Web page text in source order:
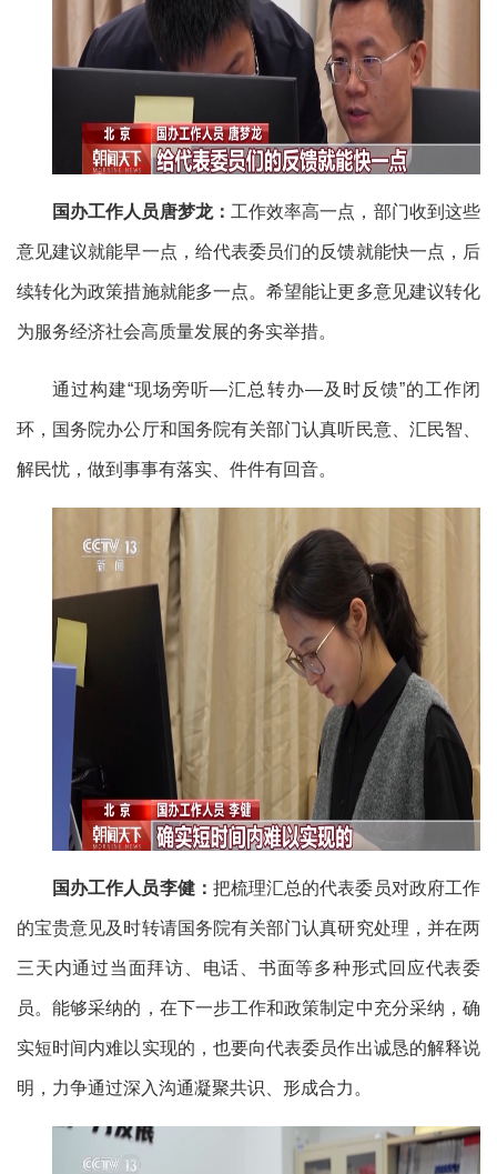
国办工作人员唐梦龙： 工作效率高一点，部门收到这些
意见建议就能早一点，给代表委员们的反馈就能快一点，后
续转化为政策措施就能多一点。希望能让更多意见建议转化
为服务经济社会高质量发展的务实举措。
通过构建“现场旁听—汇总转办—及时反馈”的工作闭
环，国务院办公厅和国务院有关部门认真听民意、汇民智、
解民忧，做到事事有落实、件件有回音。
国办工作人员李健： 把梳理汇总的代表委员对政府工作
的宝贵意见及时转请国务院有关部门认真研究处理，并在两
三天内通过当面拜访、电话、书面等多种形式回应代表委
员。能够采纳的，在下一步工作和政策制定中充分采纳，确
实短时间内难以实现的，也要向代表委员作出诚恳的解释说
明，力争通过深入沟通凝聚共识、形成合力。